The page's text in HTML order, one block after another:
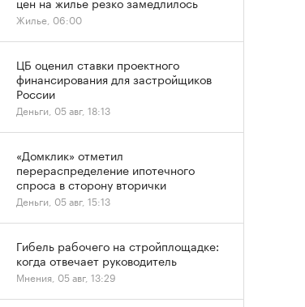
Жилье, 06:00
ЦБ оценил ставки проектного
финансирования для застройщиков
России
Деньги, 05 авг, 18:13
«Домклик» отметил
перераспределение ипотечного
спроса в сторону вторички
Деньги, 05 авг, 15:13
Гибель рабочего на стройплощадке:
когда отвечает руководитель
Мнения, 05 авг, 13:29